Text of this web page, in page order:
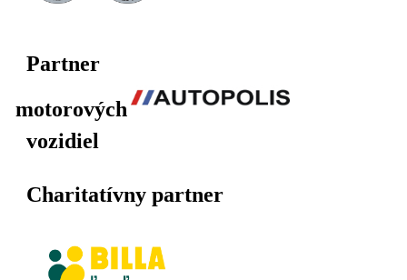
Partner
motorových
vozidiel
Charitatívny partner